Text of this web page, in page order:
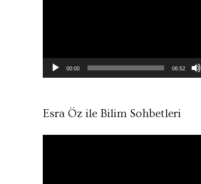
00:00 06:52
Esra Öz ile Bilim Sohbetleri